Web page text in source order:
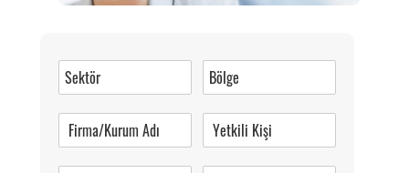
0 (216) 462 49 34
Pazartesi-Cumartesi 09.00-20.00